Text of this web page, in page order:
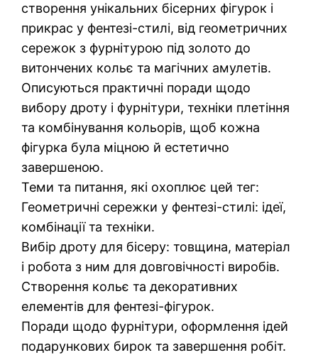
створення унікальних бісерних фігурок і
прикрас у фентезі-стилі, від геометричних
сережок з фурнітурою під золото до
витончених кольє та магічних амулетів.
Описуються практичні поради щодо
вибору дроту і фурнітури, техніки плетіння
та комбінування кольорів, щоб кожна
фігурка була міцною й естетично
завершеною.
Теми та питання, які охоплює цей тег:
Геометричні сережки у фентезі-стилі: ідеї,
комбінації та техніки.
Вибір дроту для бісеру: товщина, матеріал
і робота з ним для довговічності виробів.
Створення кольє та декоративних
елементів для фентезі-фігурок.
Поради щодо фурнітури, оформлення ідей
подарункових бирок та завершення робіт.